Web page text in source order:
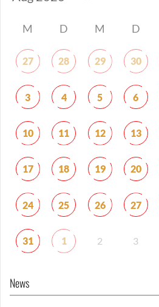
M D M D
27 28 29 30
3 4 5 6
10 11 12 13
17 18 19 20
24 25 26 27
31 1 2 3
News